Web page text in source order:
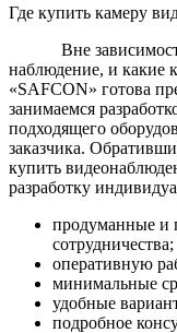
Где купить камеру
Вне зависимости
наблюдение, и какие
«SAFCON» готова
занимаемся
подходящего
заказчика.
купить
разработку
продуманные и
сотрудничества;
оперативную
минимальные
удобные
подробное